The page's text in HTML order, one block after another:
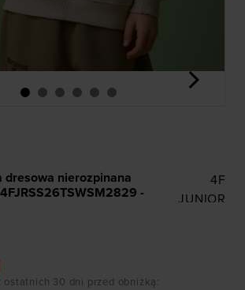
>
dresowa nierozpinana
-
4F
JUNIOR
ostatnich 30 dni przed obniżką: